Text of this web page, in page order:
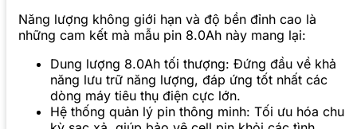
Năng lượng không giới hạn và độ bền đỉnh cao là
những cam kết mà mẫu pin 8.0Ah này mang lại:
Dung lượng 8.0Ah tối thượng: Đứng đầu về khả
năng lưu trữ năng lượng, đáp ứng tốt nhất các
dòng máy tiêu thụ điện cực lớn.
Hệ thống quản lý pin thông minh: Tối ưu hóa chu